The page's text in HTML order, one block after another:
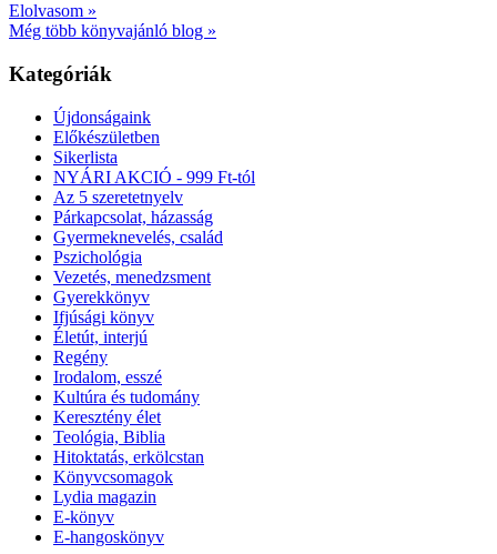
Elolvasom »
Még több könyvajánló blog »
Kategóriák
Újdonságaink
Előkészületben
Sikerlista
NYÁRI AKCIÓ - 999 Ft-tól
Az 5 szeretetnyelv
Párkapcsolat, házasság
Gyermeknevelés, család
Pszichológia
Vezetés, menedzsment
Gyerekkönyv
Ifjúsági könyv
Életút, interjú
Regény
Irodalom, esszé
Kultúra és tudomány
Keresztény élet
Teológia, Biblia
Hitoktatás, erkölcstan
Könyvcsomagok
Lydia magazin
E-könyv
E-hangoskönyv